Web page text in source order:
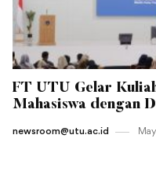
FT UTU Gelar
Mahasiswa dengan
newsroom@utu.ac.id